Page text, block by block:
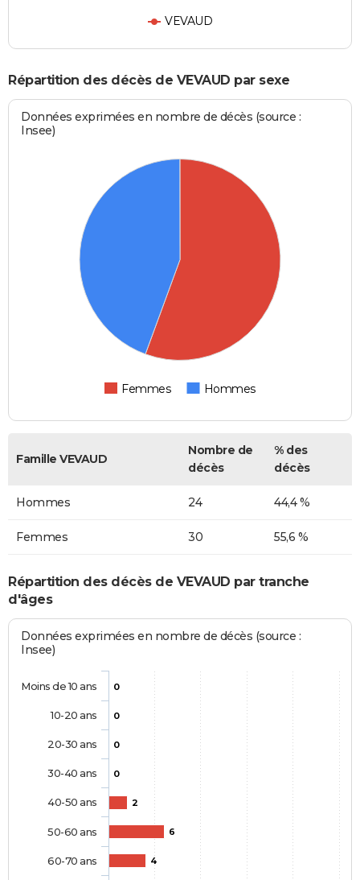
VEVAUD
Répartition des décès de VEVAUD par sexe
Données exprimées en nombre de décès (source :
Insee)
Femmes Hommes
Famille VEVAUD
Nombre de
décès
% des
décès
Hommes 24 44,4 %
Femmes 30 55,6 %
Répartition des décès de VEVAUD par tranche
d'âges
Données exprimées en nombre de décès (source :
Insee)
0
0
0
0
2
6
4
Moins de 10 ans
10-20 ans
20-30 ans
30-40 ans
40-50 ans
50-60 ans
60-70 ans